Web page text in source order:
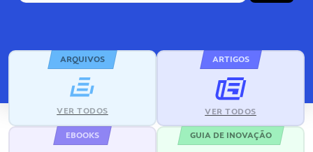
ARQUIVOS
VER TODOS
ARTIGOS
VER TODOS
EBOOKS GUIA DE INOVAÇÃO